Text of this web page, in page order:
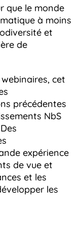
que le monde
à moins
et
de
cet
précédentes
NbS
expérience
de vue et
et les
les